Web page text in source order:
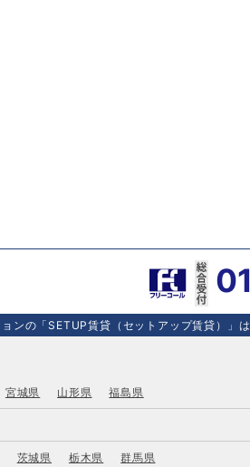
ンの「SETUP賃貸（セットアップ賃貸）」
宮城県 山形県 福島県
茨城県 栃木県 群馬県